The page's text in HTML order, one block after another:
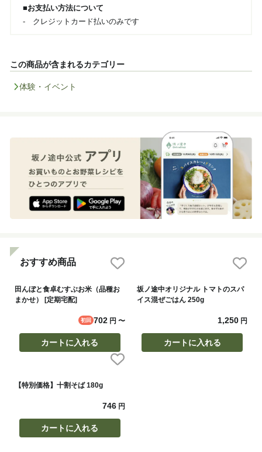
■お支払い方法について
- クレジットカード払いのみです
この商品が含まれるカテゴリー
体験・イベント
おすすめ商品
田んぼと食卓むすぶお米（品種お
まかせ） [定期宅配]
初回 702円 〜
カートに入れる
坂ノ途中オリジナル トマトのスパ
イス混ぜごはん 250g
1,250 円
カートに入れる
【特別価格】十割そば 180g
746円
カートに入れる